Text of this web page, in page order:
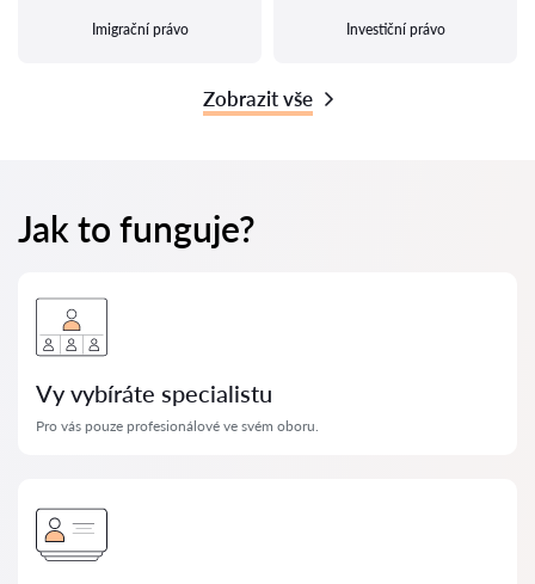
Imigrační právo Investiční právo
Zobrazit vše
Jak to funguje?
Vy vybíráte specialistu
Pro vás pouze profesionálové ve svém oboru.